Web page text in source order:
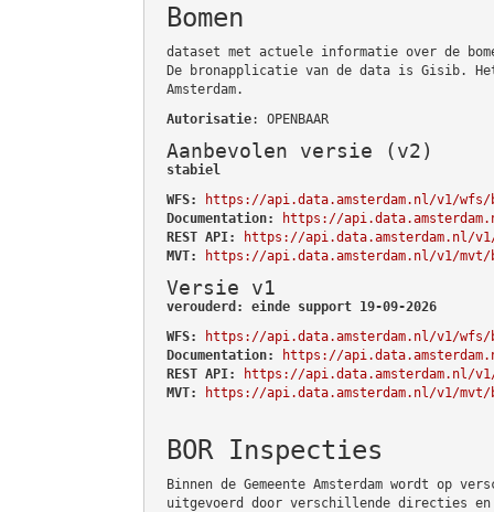
Bomen
dataset met actuele informatie over de
De bronapplicatie van de data is Gisib. Het
Amsterdam.
Autorisatie: OPENBAAR
Aanbevolen versie (v2)
stabiel
WFS:
https://api.data.amsterdam.nl/v1/wfs/
Documentation:
https://
REST API:
https://api.data.amsterdam.nl/v1/
MVT:
https://api.data.amsterdam.nl/v1/mvt/
Versie v1
verouderd: einde support 19-09-2026
WFS:
https://api.data.amsterdam.nl/v1/wfs/
Documentation:
https://
REST API:
https://api.data.amsterdam.nl/v1/
MVT:
https://api.data.amsterdam.nl/v1/mvt/
BOR Inspecties
Binnen de Gemeente Amsterdam wordt op
uitgevoerd door verschillende directies